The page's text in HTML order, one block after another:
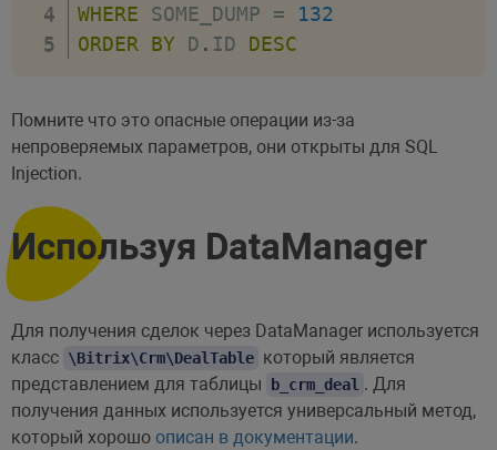
WHERE SOME_DUMP =
132
ORDER
BY D . ID DESC
Помните что это опасные операции из-за
непроверяемых параметров, они открыты для SQL
Injection.
Используя DataManager
Для получения сделок через DataManager используется
класс \Bitrix\Crm\DealTable который является
представлением для таблицы
b_crm_deal . Для
получения данных используется универсальный метод,
который хорошо описан в документации.